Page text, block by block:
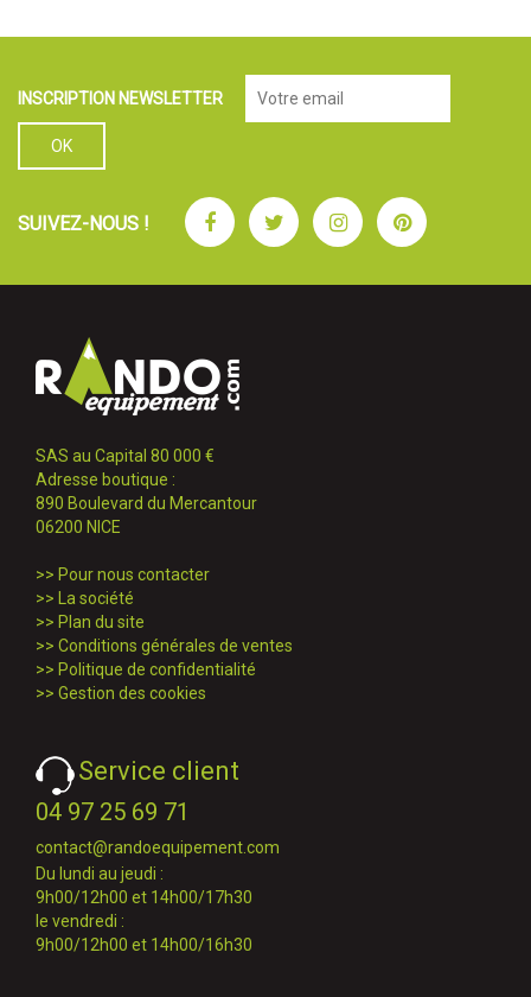
INSCRIPTION NEWSLETTER
SUIVEZ-NOUS ! FacebookTwitterInstagramPinterest
SAS au Capital 80 000 €
Adresse boutique :
890 Boulevard du Mercantour
06200 NICE
>> Pour nous contacter
>>
La société
>> Plan du site
>> Conditions générales de ventes
>> Politique de confidentialité
>> Gestion des cookies
Service client
04 97 25 69 71
contact@randoequipement.com
Du lundi au jeudi :
9h00/12h00 et 14h00/17h30
le vendredi :
9h00/12h00 et 14h00/16h30